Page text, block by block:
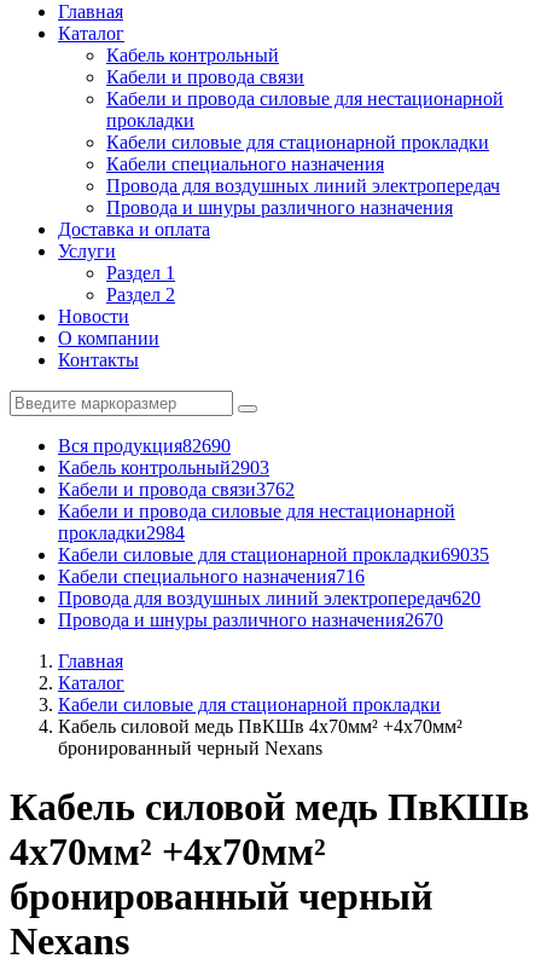
Главная
Каталог
Кабель контрольный
Кабели и провода связи
Кабели и провода силовые для нестационарной
прокладки
Кабели силовые для стационарной прокладки
Кабели специального назначения
Провода для воздушных линий электропередач
Провода и шнуры различного назначения
Доставка и оплата
Услуги
Раздел 1
Раздел 2
Новости
О компании
Контакты
Вся продукция82690
Кабель контрольный2903
Кабели и провода связи3762
Кабели и провода силовые для нестационарной
прокладки2984
Кабели силовые для стационарной прокладки69035
Кабели специального назначения716
Провода для воздушных линий электропередач620
Провода и шнуры различного назначения2670
Главная
Каталог
Кабели силовые для стационарной прокладки
Кабель силовой медь ПвКШв 4x70мм² +4x70мм²
бронированный черный Nexans
Кабель силовой медь ПвКШв
4x70мм² +4x70мм²
бронированный черный
Nexans